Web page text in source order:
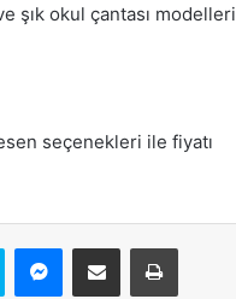
şık okul çantası modelleri
seçenekleri ile fiyatı
Skype Messenger
E-Posta ile paylaş Yazdır